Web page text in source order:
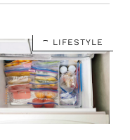
LIFESTYLE